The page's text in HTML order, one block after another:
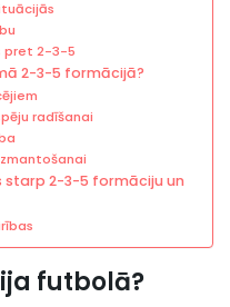
pret 2-3-5
2-3-5 formācijā?
radīšanai
starp 2-3-5 formāciju un
futbolā?